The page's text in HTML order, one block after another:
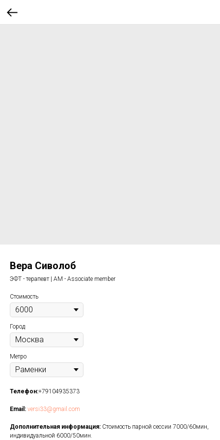
Вера Сиволоб
ЭФТ - терапевт | AM - Associate member
Стоимость
Город
Метро
Телефон:+79104935373
Email: versi33@gmail.com
Дополнительная информация: Стоимость парной сессии 7000/60мин,
индивидуальной 6000/50мин.